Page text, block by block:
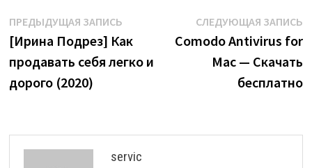
Навигация
по
записям
ПРЕДЫДУЩАЯ ЗАПИСЬПредыдущая
запись:
[Ирина Подрез] Как
продавать себя легко и
дорого (2020)
СЛЕДУЮЩАЯ ЗАПИСЬ
Comodo Antivirus for
Mac — Скачать
бесплатно
servic